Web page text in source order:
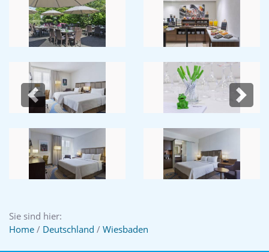
Previous Next
Sie sind hier:
Home / Deutschland / Wiesbaden